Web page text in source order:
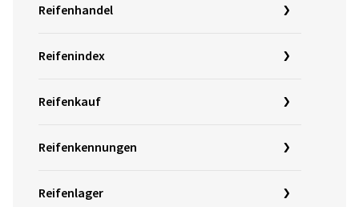
Reifenhandel
Reifenindex
Reifenkauf
Reifenkennungen
Reifenlager